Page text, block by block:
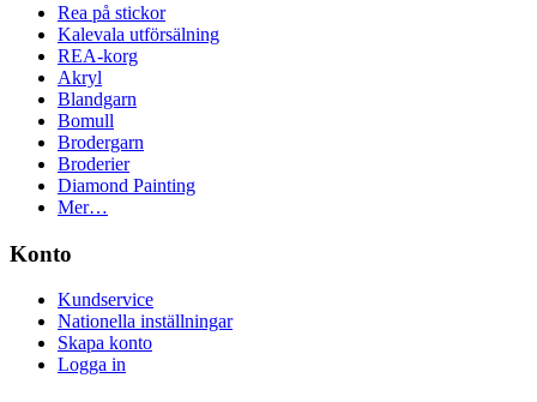
Rea på stickor
Kalevala utförsälning
REA-korg
Akryl
Blandgarn
Bomull
Brodergarn
Broderier
Diamond Painting
Mer…
Konto
Kundservice
Nationella inställningar
Skapa konto
Logga in